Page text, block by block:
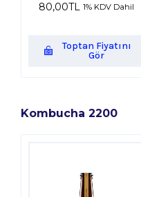
80,00TL 1% KDV Dahil
Toptan Fiyatını
Gör
Kombucha 2200